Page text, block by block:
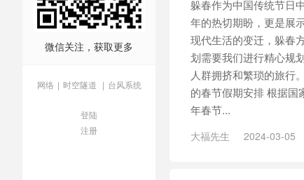
微信关注，获取更多
网络 | 时空隧道 | 台风系统
登陆
注册
躲春作为中国传统节日
年的热切期盼，更是展
现代生活的变迁，躲春
划需要我们进行精心规
人群拥挤和繁琐的旅行
的春节假期安排 根据国
年春节...
大福先生 2024-03-05